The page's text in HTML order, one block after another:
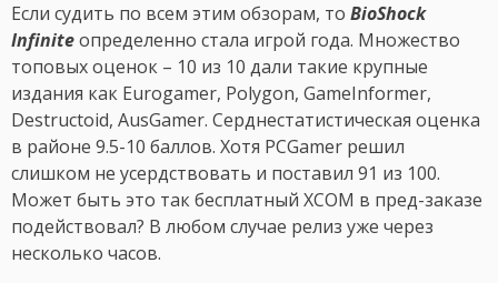
Если судить по всем этим обзорам, то BioShock
Infiniteопределенно стала игрой года. Множество
топовых оценок – 10 из 10 дали такие крупные
издания как Eurogamer, Polygon, GameInformer,
Destructoid, AusGamer. Серднестатистическая оценка
в районе 9.5-10 баллов. Хотя PCGamer решил
слишком не усердствовать и поставил 91 из 100.
Может быть это так бесплатный XCOM в пред-заказе
подействовал? В любом случае релиз уже через
несколько часов.